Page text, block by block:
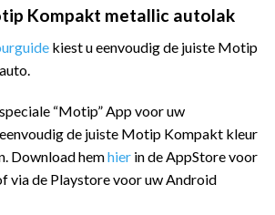
Kompakt metallic autolak
kiest u eenvoudig de juiste Motip
“Motip” App voor uw
de juiste Motip Kompakt kleur
Download hemhier in de AppStore voor
via de Playstore voor uw Android